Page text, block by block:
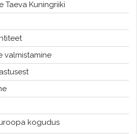
Taeva Kuningriiki
valmistamine
kogudus